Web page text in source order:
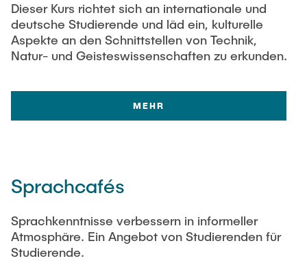
Dieser Kurs richtet sich an internationale und
deutsche Studierende und läd ein, kulturelle
Aspekte an den Schnittstellen von Technik,
Natur- und Geisteswissenschaften zu erkunden.
MEHR
Sprachcafés
Sprachkenntnisse verbessern in informeller
Atmosphäre. Ein Angebot von Studierenden für
Studierende.